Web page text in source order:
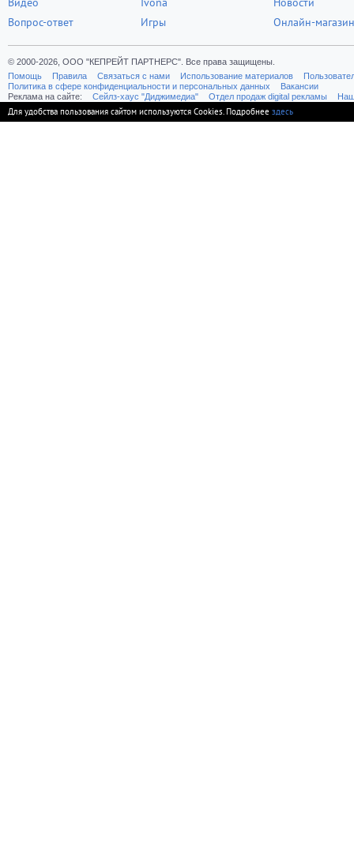
Вопрос-ответ
Игры
Онлайн-магазин
© 2000-2026, ООО "КЕПРЕЙТ ПАРТНЕРС". Все права защищены.
Помощь
Правила Связаться с нами Использование материалов
Политика в сфере конфиденциальности и персональных данных
Вакансии
Реклама на сайте:
Cейлз-хаус "Диджимедиа" Отдел продаж digital рекламы
Для удобства пользования сайтом используются Cookies. Подробнее здесь